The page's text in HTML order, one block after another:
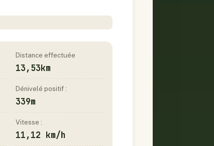
Distance effectuée
13,53km
Dénivelé positif :
339m
Vitesse :
11,12 km/h